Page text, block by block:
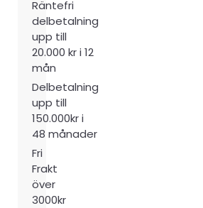
Räntefri
delbetalning
upp till
20.000 kr i 12
mån
Delbetalning
upp till
150.000kr i
48 månader
Fri
Frakt
över
3000kr